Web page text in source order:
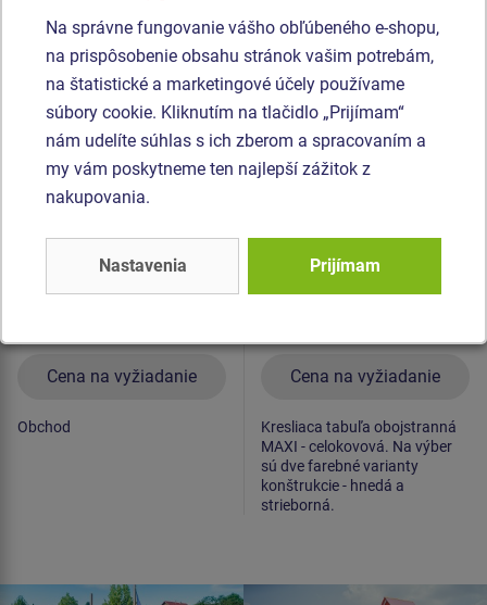
Podobnýtovar
Produkt - EDP-6121K-10
Edukačný panel -
Obchod - celokovový
Cena na vyžiadanie
Obchod
Produkt - KTA-6120K-10
Kresliaca tabuľa
obojstranná MAXI
KTA6120K - celokovová
Cena na vyžiadanie
Kresliaca tabuľa obojstranná
MAXI - celokovová. Na výber
sú dve farebné varianty
konštrukcie - hnedá a
strieborná.
Na správne fungovanie vášho obľúbeného e-shopu,
na prispôsobenie obsahu stránok vašim potrebám,
na štatistické a marketingové účely používame
súbory cookie. Kliknutím na tlačidlo „Prijímam“
nám udelíte súhlas s ich zberom a spracovaním a
my vám poskytneme ten najlepší zážitok z
nakupovania.
Nastavenia Prijímam